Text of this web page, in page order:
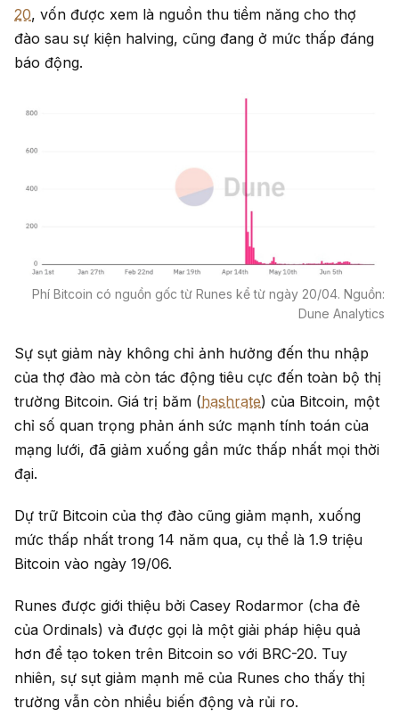
20, vốn được xem là nguồn thu tiềm năng cho thợ
đào sau sự kiện halving, cũng đang ở mức thấp đáng
báo động.
Phí Bitcoin có nguồn gốc từ Runes kể từ ngày 20/04. Nguồn:
Dune Analytics
Sự sụt giảm này không chỉ ảnh hưởng đến thu nhập
của thợ đào mà còn tác động tiêu cực đến toàn bộ thị
trường Bitcoin. Giá trị băm (hashrate) của Bitcoin, một
chỉ số quan trọng phản ánh sức mạnh tính toán của
mạng lưới, đã giảm xuống gần mức thấp nhất mọi thời
đại.
Dự trữ Bitcoin của thợ đào cũng giảm mạnh, xuống
mức thấp nhất trong 14 năm qua, cụ thể là 1.9 triệu
Bitcoin vào ngày 19/06.
Runes được giới thiệu bởi Casey Rodarmor (cha đẻ
của Ordinals) và được gọi là một giải pháp hiệu quả
hơn để tạo token trên Bitcoin so với BRC-20. Tuy
nhiên, sự sụt giảm mạnh mẽ của Runes cho thấy thị
trường vẫn còn nhiều biến động và rủi ro.